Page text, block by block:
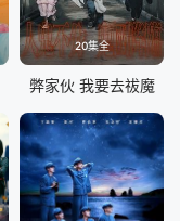
20集全
弊家伙 我要去祓魔